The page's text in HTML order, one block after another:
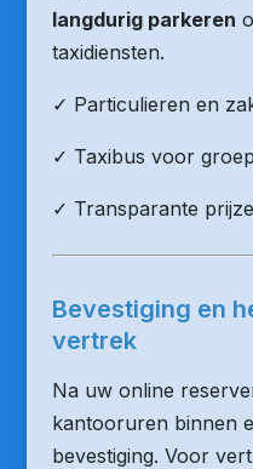
langdurig parkeren
taxidiensten.
✓ Particulieren en
✓ Taxibus voor
✓ Transparante
Bevestiging en
vertrek
Na uw online
kantooruren binnen
bevestiging. Voor